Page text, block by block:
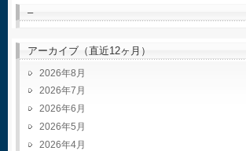
–
アーカイブ（直近12ヶ月）
2026年8月
2026年7月
2026年6月
2026年5月
2026年4月